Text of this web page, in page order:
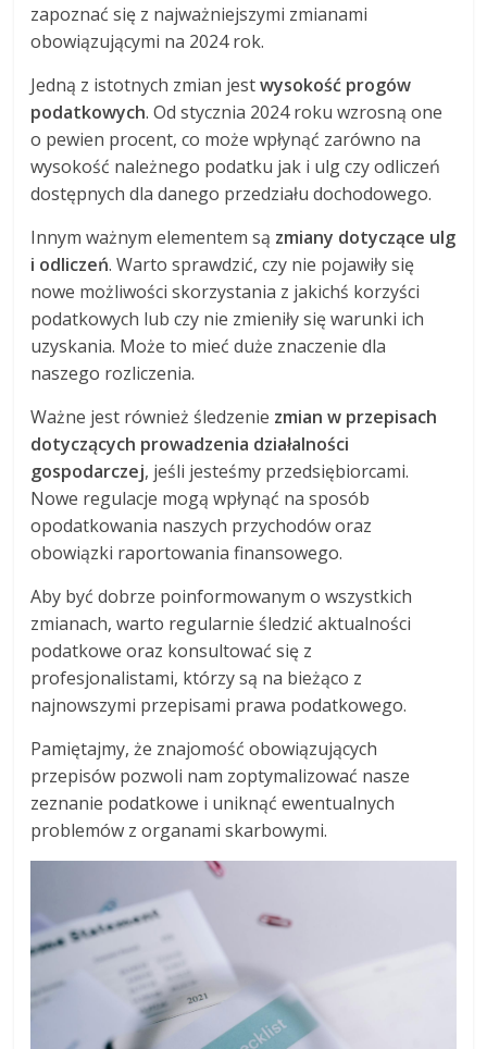
zapoznać się z najważniejszymi zmianami
obowiązującymi na 2024 rok.
Jedną z istotnych zmian jestwysokość progów
podatkowych. Od stycznia 2024 roku wzrosną one
o pewien procent, co może wpłynąć zarówno na
wysokość należnego podatku jak i ulg czy odliczeń
dostępnych dla danego przedziału dochodowego.
Innym ważnym elementem są zmiany dotyczące ulg
i odliczeń. Warto sprawdzić, czy nie pojawiły się
nowe możliwości skorzystania z jakichś korzyści
podatkowych lub czy nie zmieniły się warunki ich
uzyskania. Może to mieć duże znaczenie dla
naszego rozliczenia.
Ważne jest również śledzenie zmian w przepisach
dotyczących prowadzenia działalności
gospodarczej, jeśli jesteśmy przedsiębiorcami.
Nowe regulacje mogą wpłynąć na sposób
opodatkowania naszych przychodów oraz
obowiązki raportowania finansowego.
Aby być dobrze poinformowanym o wszystkich
zmianach, warto regularnie śledzić aktualności
podatkowe oraz konsultować się z
profesjonalistami, którzy są na bieżąco z
najnowszymi przepisami prawa podatkowego.
Pamiętajmy, że znajomość obowiązujących
przepisów pozwoli nam zoptymalizować nasze
zeznanie podatkowe i uniknąć ewentualnych
problemów z organami skarbowymi.